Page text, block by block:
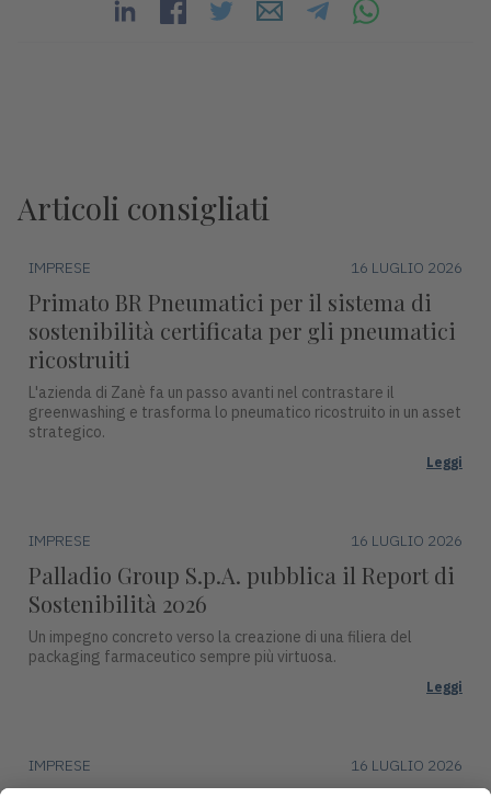
Articoli consigliati
IMPRESE 16 LUGLIO 2026
Primato BR Pneumatici per il sistema di
sostenibilità certificata per gli pneumatici
ricostruiti
L'azienda di Zanè fa un passo avanti nel contrastare il
greenwashing e trasforma lo pneumatico ricostruito in un asset
strategico.
Leggi
IMPRESE 16 LUGLIO 2026
Palladio Group S.p.A. pubblica il Report di
Sostenibilità 2026
Un impegno concreto verso la creazione di una filiera del
packaging farmaceutico sempre più virtuosa.
Leggi
IMPRESE 16 LUGLIO 2026